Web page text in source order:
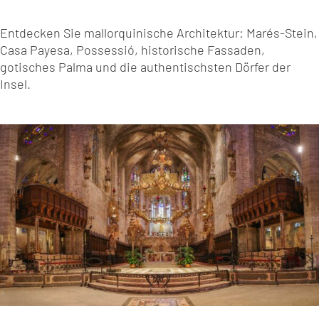
Entdecken Sie mallorquinische Architektur: Marés-Stein,
Casa Payesa, Possessió, historische Fassaden,
gotisches Palma und die authentischsten Dörfer der
Insel.